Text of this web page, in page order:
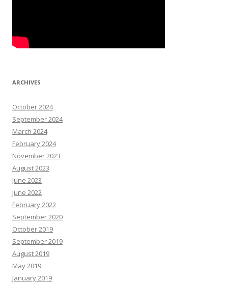
ARCHIVES
October 2024
September 2024
March 2024
February 2024
November 2023
August 2023
June 2023
June 2022
February 2022
September 2020
October 2019
September 2019
August 2019
May 2019
January 2019